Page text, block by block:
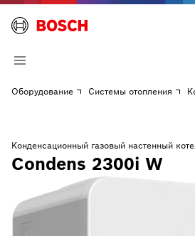
Оборудование Системы отопления
Конденсационный газовый настенный
Condens 2300i W